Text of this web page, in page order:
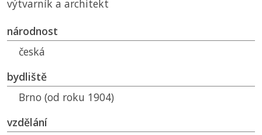
výtvarník a architekt
národnost
česká
bydliště
Brno (od roku 1904)
vzdělání